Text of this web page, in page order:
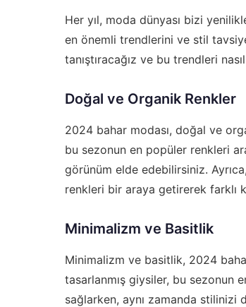
Her yıl, moda dünyası bizi
en önemli trendlerini ve stil
tanıştıracağız ve bu trendleri
Doğal ve Organik Renkler
2024 bahar modası, doğal ve
bu sezonun en popüler renkleri
görünüm elde edebilirsiniz.
renkleri bir araya getirerek farklı
Minimalizm ve Basitlik
Minimalizm ve basitlik, 2024
tasarlanmış giysiler, bu sezonun
sağlarken, aynı zamanda